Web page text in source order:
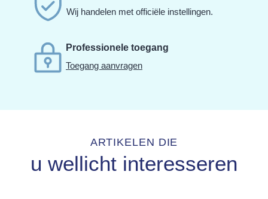
Wij handelen met officiële instellingen.
Professionele toegang
Toegang aanvragen
ARTIKELEN DIE
u wellicht interesseren